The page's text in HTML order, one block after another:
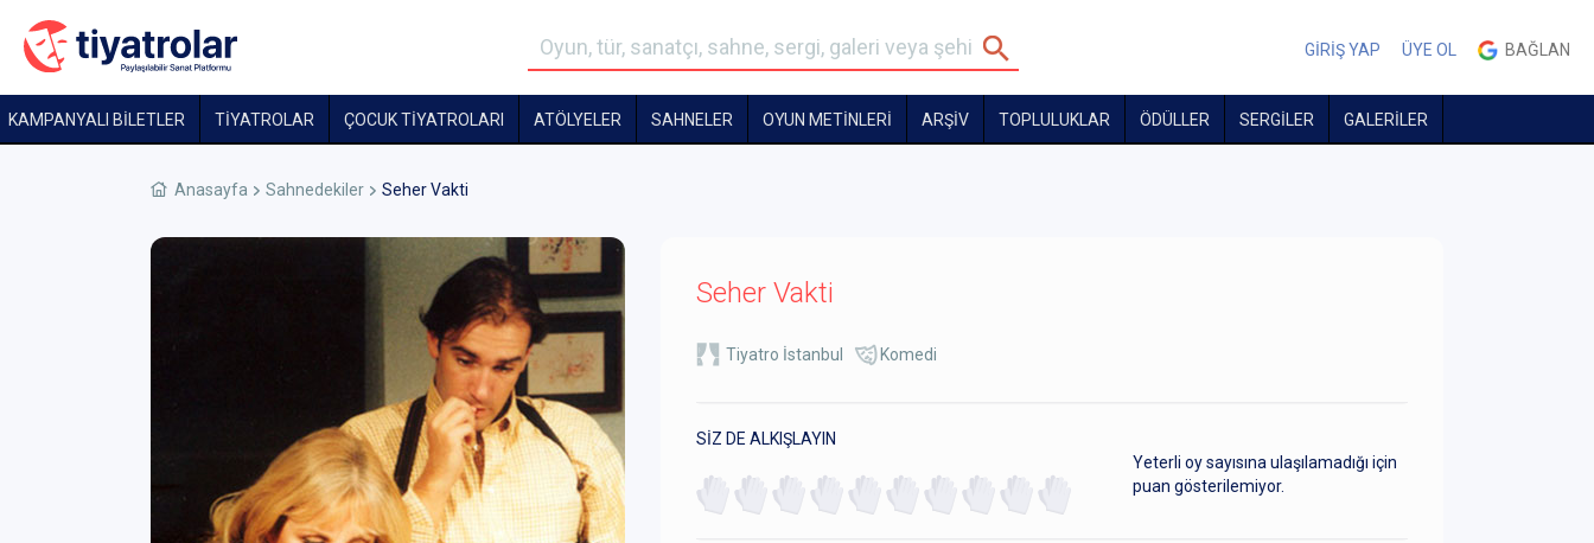
GİRİŞ YAP ÜYE OL BAĞLAN
KAMPANYALI BİLETLER TİYATROLAR ÇOCUK TIYATROLARI ATÖLYELER SAHNELER OYUN METİNLERİ ARŞİV TOPLULUKLAR ÖDÜLLER SERGİLER GALERİLER
Anasayfa Sahnedekiler Seher Vakti
Seher Vakti
Tiyatro İstanbul Komedi
SİZ DE ALKIŞLAYIN
Yeterli oy sayısına ulaşılamadığı için
puan gösterilemiyor.